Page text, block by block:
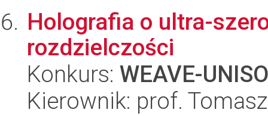
Holografia o ultra-
rozdzielczości
Konkurs: WEAVE-
Kierownik: prof.